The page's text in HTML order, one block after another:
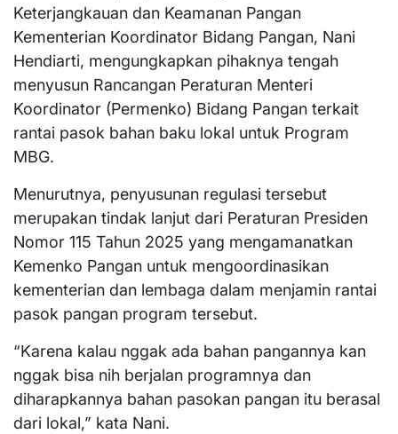
Keterjangkauan dan Keamanan Pangan
Kementerian Koordinator Bidang Pangan, Nani
Hendiarti, mengungkapkan pihaknya tengah
menyusun Rancangan Peraturan Menteri
Koordinator (Permenko) Bidang Pangan terkait
rantai pasok bahan baku lokal untuk Program
MBG.
Menurutnya, penyusunan regulasi tersebut
merupakan tindak lanjut dari Peraturan Presiden
Nomor 115 Tahun 2025 yang mengamanatkan
Kemenko Pangan untuk mengoordinasikan
kementerian dan lembaga dalam menjamin rantai
pasok pangan program tersebut.
“Karena kalau nggak ada bahan pangannya kan
nggak bisa nih berjalan programnya dan
diharapkannya bahan pasokan pangan itu berasal
dari lokal,” kata Nani.